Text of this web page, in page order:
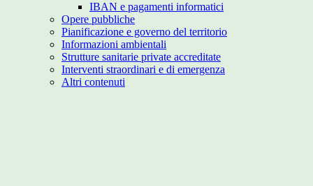
IBAN e pagamenti informatici
Opere pubbliche
Pianificazione e governo del territorio
Informazioni ambientali
Strutture sanitarie private accreditate
Interventi straordinari e di emergenza
Altri contenuti